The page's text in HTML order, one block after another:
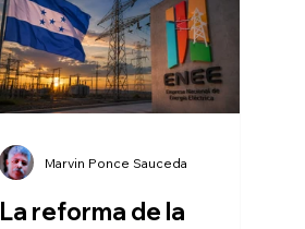
La reforma de la
Marvin Ponce Sauceda